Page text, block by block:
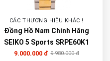
CÁC THƯƠNG HIỆU KHÁC !
Đồng Hồ Nam Chính Hãng
SEIKO 5 Sports SRPE60K1
9.000.000 đ 9.980.000 đ